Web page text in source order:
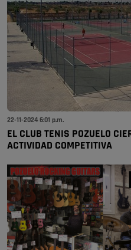
22-11-2024 6:01 p.m.
EL CLUB TENIS POZUELO
ACTIVIDAD COMPETITIVA